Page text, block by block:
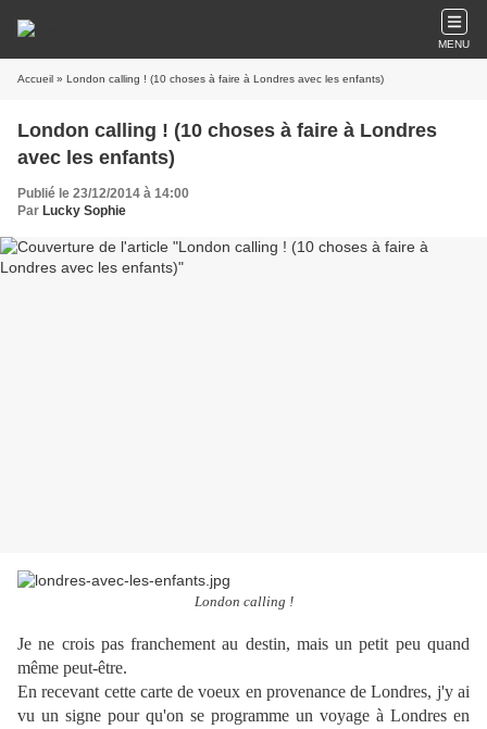
MENU
Accueil » London calling ! (10 choses à faire à Londres avec les enfants)
London calling ! (10 choses à faire à Londres
avec les enfants)
Publié le 23/12/2014 à 14:00
Par Lucky Sophie
London calling !
Je ne crois pas franchement au destin, mais un petit peu quand
même peut-être.
En recevant cette carte de voeux en provenance de Londres, j'y ai
vu un signe pour qu'on se programme un voyage à Londres en